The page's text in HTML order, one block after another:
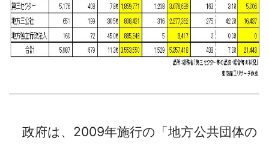
政府は、2009年施行の「地方公共団体の